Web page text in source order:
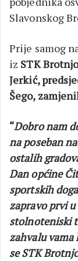
Slavonskog
Prije samog
iz STK
Jerkić,
Šego,
“Dobro nam
na poseban
ostalih
Dan općine
sportskih
zapravo prvi
stolnoteniski
zahvalu
se STK